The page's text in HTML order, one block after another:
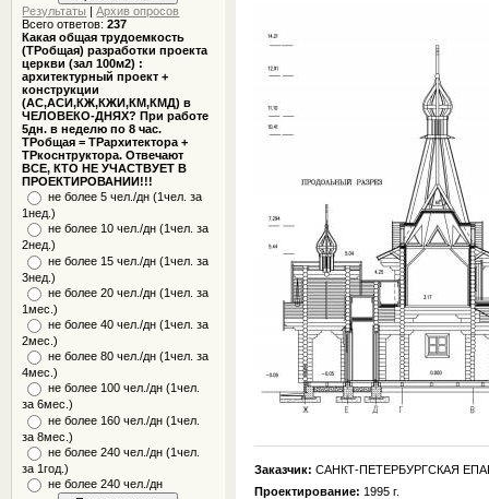
Результаты |Архив опросов
Всего ответов:237
Какая общая трудоемкость
(ТРобщая) разработки проекта
церкви (зал 100м2) :
архитектурный проект +
конструкции
(АС,АСИ,КЖ,КЖИ,КМ,КМД) в
ЧЕЛОВЕКО-ДНЯХ? При работе
5дн. в неделю по 8 час.
ТРобщая = ТРархитектора +
ТРкоснтруктора. Отвечают
ВСЕ, КТО НЕ УЧАСТВУЕТ В
ПРОЕКТИРОВАНИИ!!!
не более 5 чел./дн (1чел. за
1нед.)
не более 10 чел./дн (1чел. за
2нед.)
не более 15 чел./дн (1чел. за
3нед.)
не более 20 чел./дн (1чел. за
1мес.)
не более 40 чел./дн (1чел. за
2мес.)
не более 80 чел./дн (1чел. за
4мес.)
не более 100 чел./дн (1чел.
за 6мес.)
не более 160 чел./дн (1чел.
за 8мес.)
не более 240 чел./дн (1чел.
за 1год.)
не более 240 чел./дн
Заказчик: САНКТ-ПЕТЕРБУРГСКАЯ
Проектирование: 1995 г.